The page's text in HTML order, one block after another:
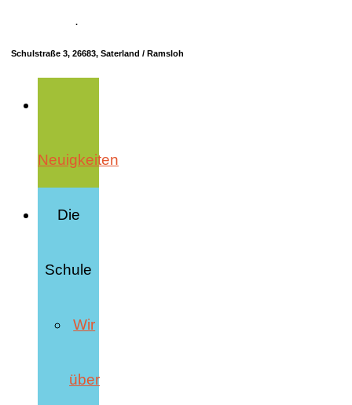
·
Schulstraße 3, 26683, Saterland / Ramsloh
Neuigkeiten
Die
Schule
Wir
über